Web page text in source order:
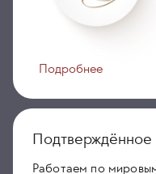
Подробнее
Подтверждённое
Работаем по